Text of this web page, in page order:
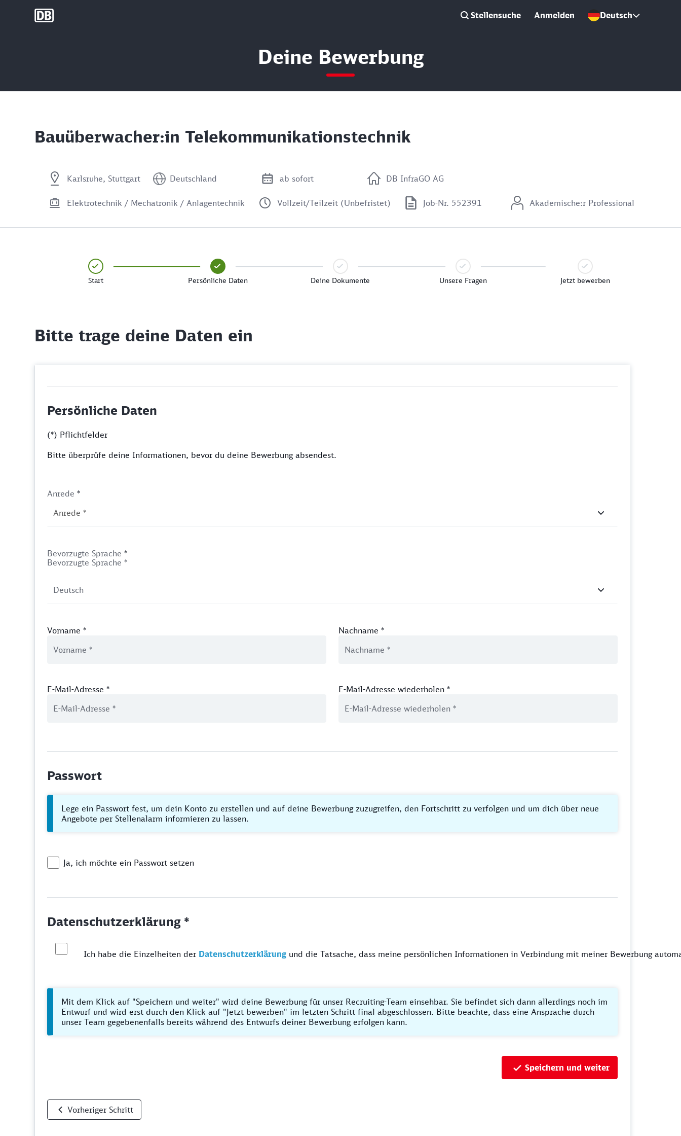
DB Group Stellensuche Anmelden Deutsch
Deine Bewerbung
Bauüberwacher:in Telekommunikationstechnik
Karlsruhe, Stuttgart Deutschland ab sofort DB InfraGO AG
Elektrotechnik / Mechatronik / Anlagentechnik Vollzeit/Teilzeit (Unbefristet) Job-Nr. 552391 Akademische:r Professional
Start Persönliche Daten Deine Dokumente Unsere Fragen Jetzt bewerben
Bitte trage deine Daten ein
Persönliche Daten
(*) Pflichtfelder
Bitte überprüfe deine Informationen, bevor du deine Bewerbung absendest.
Anrede *
Bevorzugte Sprache *
Bevorzugte Sprache *
Vorname * Nachname *
E-Mail-Adresse * E-Mail-Adresse wiederholen *
Passwort
Lege ein Passwort fest, um dein Konto zu erstellen und auf deine Bewerbung zuzugreifen, den Fortschritt zu verfolgen und um dich über neue
Angebote per Stellenalarm informieren zu lassen.
Ja, ich möchte ein Passwort setzen
Datenschutzerklärung *
Ich habe die Einzelheiten der Datenschutzerklärung und die Tatsache, dass meine persönlichen Informationen in Verbindung mit meiner Bewerbung
Mit dem Klick auf "Speichern und weiter" wird deine Bewerbung für unser Recruiting-Team einsehbar. Sie befindet sich dann allerdings noch im
Entwurf und wird erst durch den Klick auf "Jetzt bewerben" im letzten Schritt final abgeschlossen. Bitte beachte, dass eine Ansprache durch
unser Team gegebenenfalls bereits während des Entwurfs deiner Bewerbung erfolgen kann.
Speichern und weiter
Vorheriger Schritt